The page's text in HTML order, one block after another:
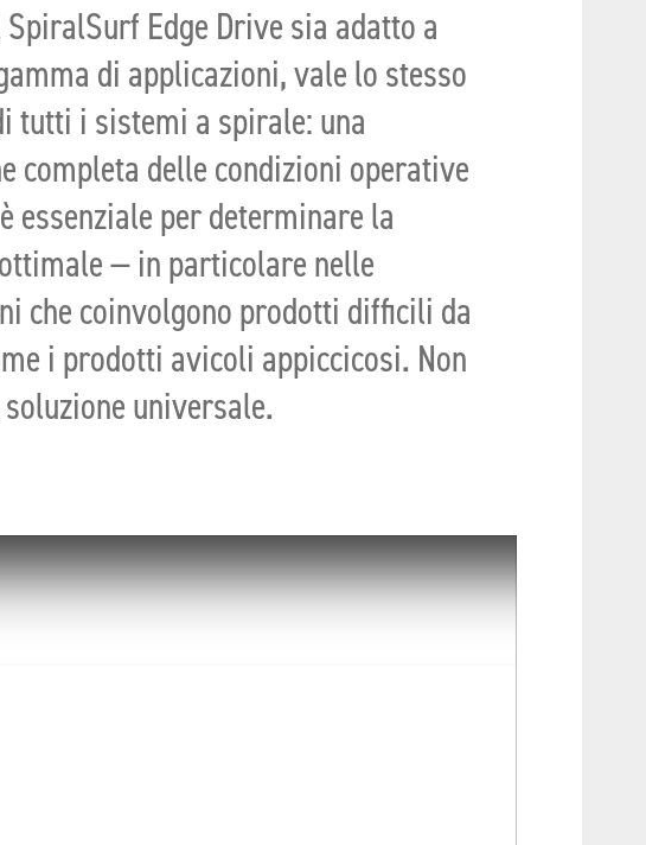
SpiralSurf Edge Drive sia adatto a
di applicazioni, vale lo stesso
tutti i sistemi a spirale: una
completa delle condizioni operative
essenziale per determinare la
— in particolare nelle
che coinvolgono prodotti difficili da
i prodotti avicoli appiccicosi. Non
universale.